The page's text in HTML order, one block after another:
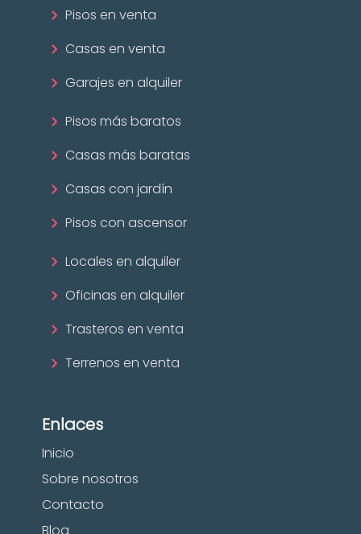
Pisos en venta
Casas en venta
Garajes en alquiler
Pisos más baratos
Casas más baratas
Casas con jardín
Pisos con ascensor
Locales en alquiler
Oficinas en alquiler
Trasteros en venta
Terrenos en venta
Enlaces
Inicio
Sobre nosotros
Contacto